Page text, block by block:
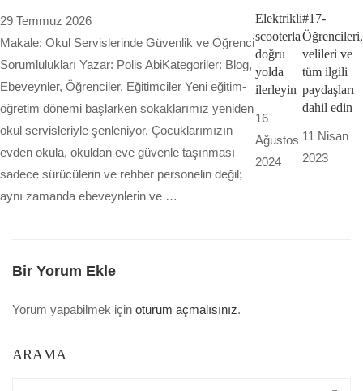
29 Temmuz 2026
Makale: Okul Servislerinde Güvenlik ve Öğrenci
Sorumlulukları Yazar: Polis AbiKategoriler: Blog,
Ebeveynler, Öğrenciler, Eğitimciler Yeni eğitim-
öğretim dönemi başlarken sokaklarımız yeniden
okul servisleriyle şenleniyor. Çocuklarımızın
evden okula, okuldan eve güvenle taşınması
sadece sürücülerin ve rehber personelin değil;
aynı zamanda ebeveynlerin ve …
Elektrikli
scooterla
doğru
yolda
ilerleyin
16
Ağustos
2024
#17-
Öğrencileri,
velileri ve
tüm ilgili
paydaşları
dahil edin
11 Nisan
2023
Bir Yorum Ekle
Yorum yapabilmek için oturum açmalısınız.
ARAMA